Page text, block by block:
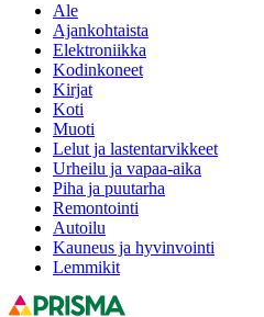
Ale
Ajankohtaista
Elektroniikka
Kodinkoneet
Kirjat
Koti
Muoti
Lelut ja lastentarvikkeet
Urheilu ja vapaa-aika
Piha ja puutarha
Remontointi
Autoilu
Kauneus ja hyvinvointi
Lemmikit